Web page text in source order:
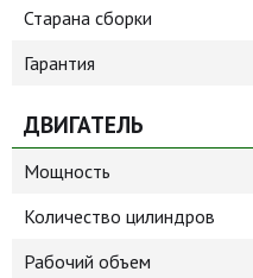
Старана сборки
Гарантия
ДВИГАТЕЛЬ
Мощность
Количество цилиндров
Рабочий объем